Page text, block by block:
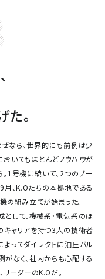
。
なら、世界的にも前例は少
おいてもほとんどノウハウが
1号機に続いて、2つのブー
、K.Oたちの本拠地である
の組み立てが始まった。
して、機械系・電気系のほ
キャリアを持つ3人の技術者
よってダイレクトに油圧バル
なく、社内からも心配する
ーダーのK.Oだ。